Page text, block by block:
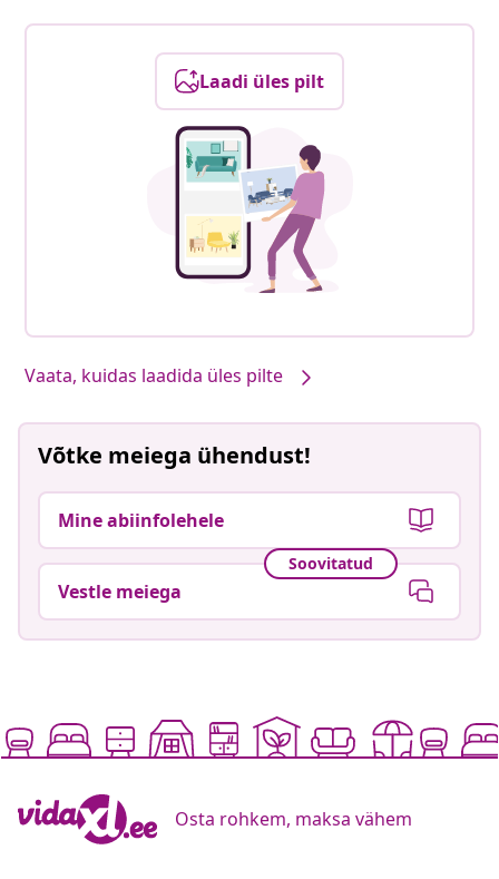
Laadi üles pilt
Vaata, kuidas laadida üles pilte
Võtke meiega ühendust!
Mine abiinfolehele
Soovitatud
Vestle meiega
Osta rohkem, maksa vähem